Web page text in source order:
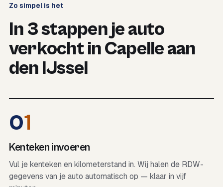
Zo simpel is het
In 3 stappen je auto
verkocht in Capelle aan
den IJssel
01
Kenteken invoeren
Vul je kenteken en kilometerstand in. Wij halen de RDW-
gegevens van je auto automatisch op — klaar in vijf